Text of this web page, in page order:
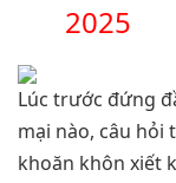
2025
Lúc trước đứng
mại nào, câu hỏi
khoăn khôn xiết